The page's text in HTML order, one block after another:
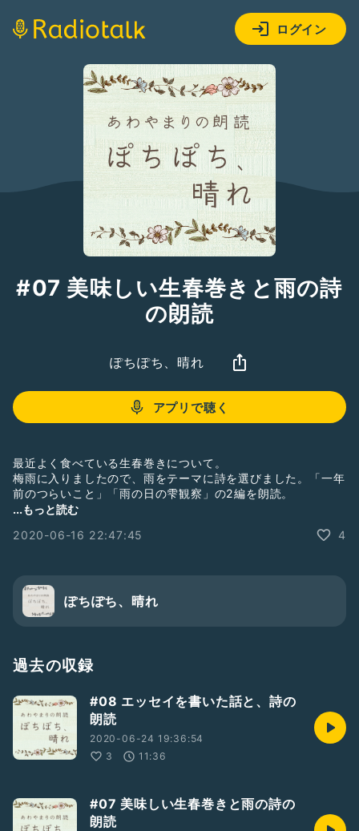
ログイン
#07 美味しい生春巻きと雨の詩
の朗読
ぽちぽち、晴れ
アプリで聴く
最近よく食べている生春巻きについて。
梅雨に入りましたので、雨をテーマに詩を選びました。「一年
前のつらいこと」「雨の日の雫観察」の2編を朗読。
あめあめこぞうが間違って絵に描かれたのは動物の象のことで
...もっと読む
2020-06-16 22:47:45
4
ぽちぽち、晴れ
過去の収録
#08 エッセイを書いた話と、詩の
朗読
2020-06-24 19:36:54
3
11:36
#07 美味しい生春巻きと雨の詩の
朗読